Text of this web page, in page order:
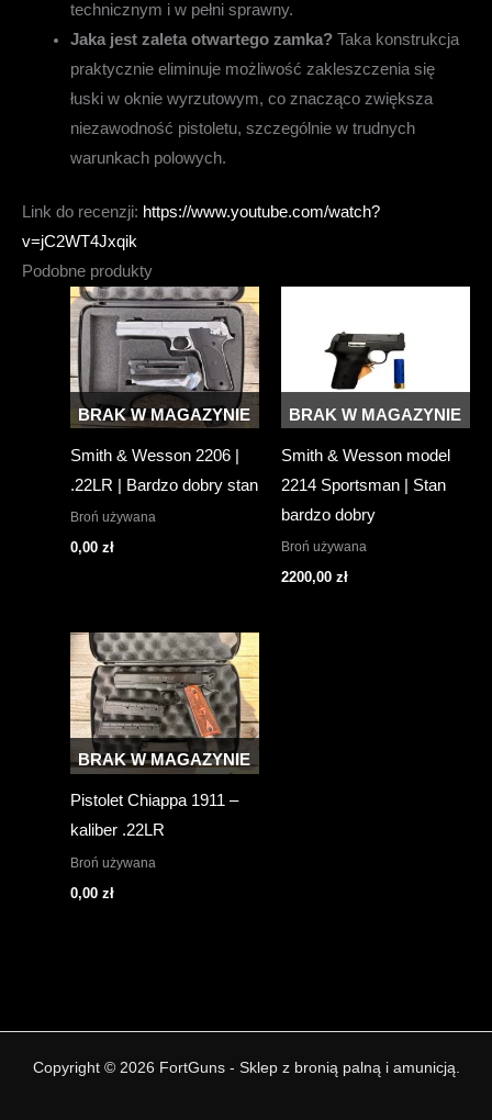
technicznym i w pełni sprawny.
Jaka jest zaleta otwartego zamka?Taka konstrukcja
praktycznie eliminuje możliwość zakleszczenia się
łuski w oknie wyrzutowym, co znacząco zwiększa
niezawodność pistoletu, szczególnie w trudnych
warunkach polowych.
Link do recenzji: https://www.youtube.com/watch?
v=jC2WT4Jxqik
Podobne produkty
BRAK W MAGAZYNIE
Smith & Wesson 2206 |
.22LR | Bardzo dobry stan
Broń używana
0,00 zł
BRAK W MAGAZYNIE
Smith & Wesson model
2214 Sportsman | Stan
bardzo dobry
Broń używana
2200,00 zł
BRAK W MAGAZYNIE
Pistolet Chiappa 1911 –
kaliber .22LR
Broń używana
0,00 zł
Copyright © 2026 FortGuns - Sklep z bronią palną i amunicją.